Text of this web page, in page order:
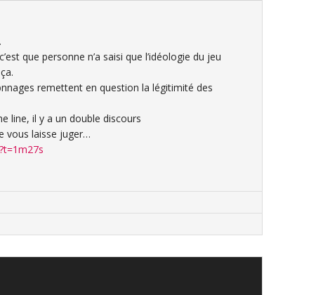
que personne n’a saisi que l’idéologie du jeu
remettent en question la légitimité des
line, il y a un double discours
vous laisse juger…